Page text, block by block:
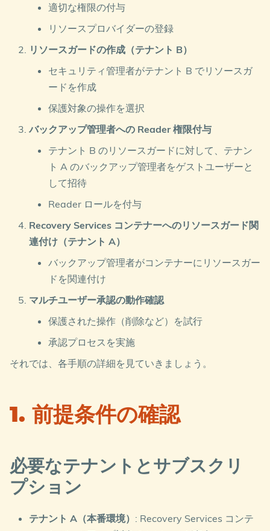
適切な権限の付与
リソースプロバイダーの登録
リソースガードの作成（テナント B）
セキュリティ管理者がテナント B でリソースガ
ードを作成
保護対象の操作を選択
バックアップ管理者への Reader 権限付与
テナント B のリソースガードに対して、テナン
ト A のバックアップ管理者をゲストユーザーと
して招待
Reader ロールを付与
Recovery Services コンテナーへのリソースガード関
連付け（テナント A）
バックアップ管理者がコンテナーにリソースガー
ドを関連付け
マルチユーザー承認の動作確認
保護された操作（削除など）を試行
承認プロセスを実施
それでは、各手順の詳細を見ていきましょう。
1. 前提条件の確認
必要なテナントとサブスクリ
プション
テナント A（本番環境） : Recovery Services コンテ